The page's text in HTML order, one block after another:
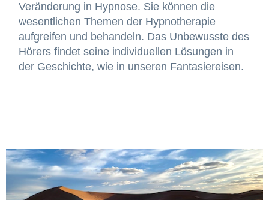
Veränderung in Hypnose. Sie können die
wesentlichen Themen der Hypnotherapie
aufgreifen und behandeln. Das Unbewusste des
Hörers findet seine individuellen Lösungen in
der Geschichte, wie in unseren Fantasiereisen.